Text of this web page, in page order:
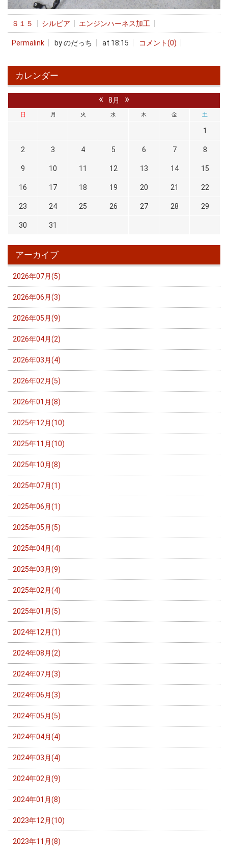
Ｓ１５ シルビア エンジンハーネス加工
Permalink by のだっち at 18:15 コメント(0)
カレンダー
« 8月 »
日 月 火 水 木 金 土
1
2 3 4 5 6 7 8
9 10 11 12 13 14 15
16 17 18 19 20 21 22
23 24 25 26 27 28 29
30 31
アーカイブ
2026年07月(5)
2026年06月(3)
2026年05月(9)
2026年04月(2)
2026年03月(4)
2026年02月(5)
2026年01月(8)
2025年12月(10)
2025年11月(10)
2025年10月(8)
2025年07月(1)
2025年06月(1)
2025年05月(5)
2025年04月(4)
2025年03月(9)
2025年02月(4)
2025年01月(5)
2024年12月(1)
2024年08月(2)
2024年07月(3)
2024年06月(3)
2024年05月(5)
2024年04月(4)
2024年03月(4)
2024年02月(9)
2024年01月(8)
2023年12月(10)
2023年11月(8)